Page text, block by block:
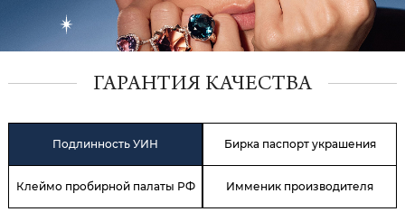
ГАРАНТИЯ КАЧЕСТВА
Подлинность УИН Бирка паспорт украшения
Клеймо пробирной палаты РФ Имменик производителя